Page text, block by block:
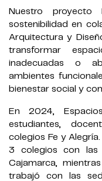
Nuestro
sostenibilidad en
Arquitectura y
transformar
inadecuadas o
ambientes
bienestar social y
En 2024,
estudiantes,
colegios Fe y
3 colegios con las
Cajamarca,
trabajó con las